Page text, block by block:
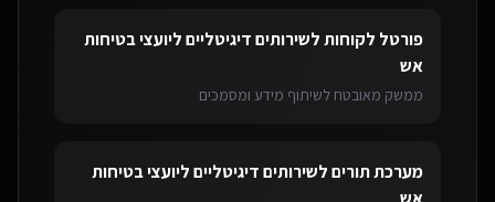
פורטל לקוחותלשירותים דיגיטליים ליועצי בטיחות
אש
ממשק מאובטח לשיתוף מידע ומסמכים
מערכת תוריםלשירותים דיגיטליים ליועצי בטיחות